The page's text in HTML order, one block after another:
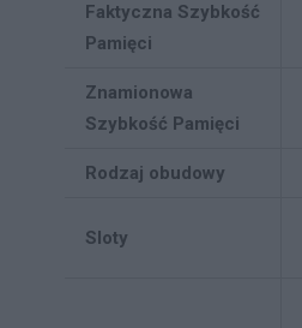
Faktyczna Szybkość
Pamięci
Znamionowa
Szybkość Pamięci
Rodzaj obudowy
Sloty